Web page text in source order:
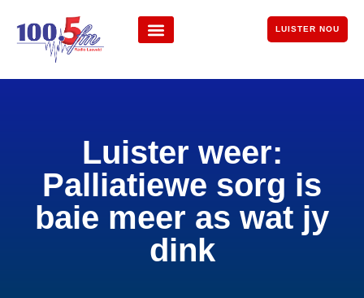
LUISTER NOU
Luister weer:
Palliatiewe sorg is
baie meer as wat jy
dink